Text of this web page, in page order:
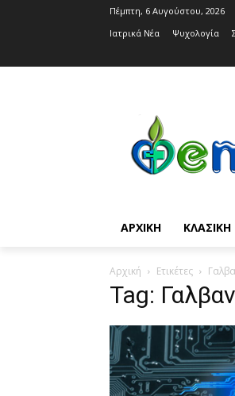
Πέμπτη, 6 Αυγούστου, 2026
Ιατρικά Νέα
Ψυχολογία
ΑΡΧΙΚΉ ΚΛΑΣΙΚΉ
Αρχική Ετικέτες
Tag: